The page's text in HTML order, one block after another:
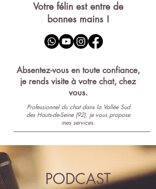
Votre félin est entre de
bonnes mains !
Pet-sitter 92
Absentez-vous en toute confiance,
je rends visite à votre chat, chez
vous.
Professionnel du chat dans la Vallée Sud
des Hauts-de-Seine (92), je vous propose
mes services.
PODCAST